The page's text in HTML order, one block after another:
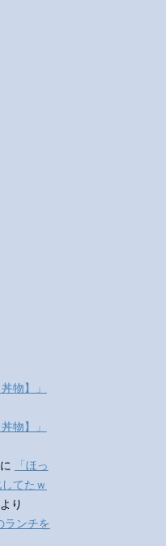
物】」
物】」
に
「ほっ
てたｗ
より
ランチを